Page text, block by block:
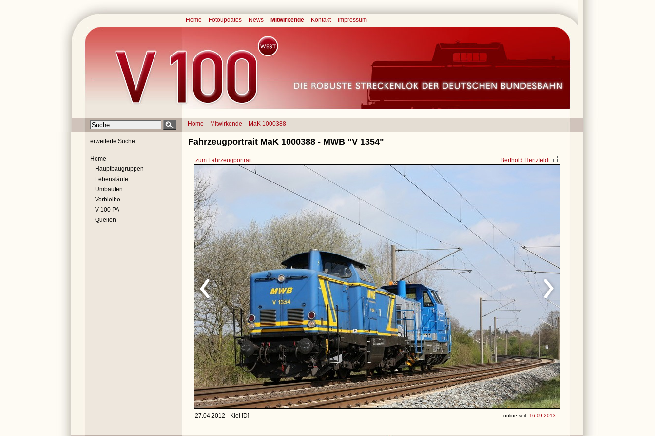
Home Fotoupdates News Mitwirkende Kontakt Impressum
Home Mitwirkende MaK 1000388
erweiterte Suche
Home
Hauptbaugruppen
Lebensläufe
Umbauten
Verbleibe
V 100 PA
Quellen
Fahrzeugportrait MaK 1000388 - MWB "V 1354"
zum Fahrzeugportrait Berthold Hertzfeldt
27.04.2012 - Kiel [D] online seit: 16.09.2013